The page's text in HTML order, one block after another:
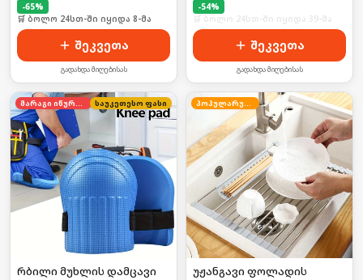
-65%
🛒 ბოლო 24სთ-ში იყიდა 8-მა
შეკვეთა
გადახდა მიღებისას
-54%
🛒 ბოლო 24სთ-ში იყიდა 39-მა
შეკვეთა
გადახდა მიღებისას
მარაგი იწურება საუკეთესო ფასი
რბილი მუხლის დამცავი
პოპულარული
უჟანგავი ფოლადის